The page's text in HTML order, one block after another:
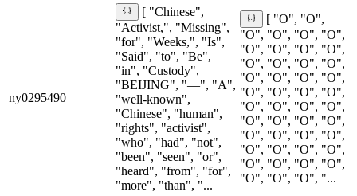
ny0295490
[ "Chinese",
"Activist,", "Missing",
"for", "Weeks,", "Is",
"Said", "to", "Be",
"in", "Custody",
"BEIJING", "—", "A",
"well-known",
"Chinese", "human",
"rights", "activist",
"who", "had", "not",
"been", "seen", "or",
"heard", "from", "for",
"more", "than", "...
[ "O", "O",
"O", "O", "O", "O",
"O", "O", "O", "O",
"O", "O", "O", "O",
"O", "O", "O", "O",
"O", "O", "O", "O",
"O", "O", "O", "O",
"O", "O", "O", "O",
"O", "O", "O", "O",
"O", "O", "O", "O",
"O", "O", "O", "O",
"O", "O", "O", "...